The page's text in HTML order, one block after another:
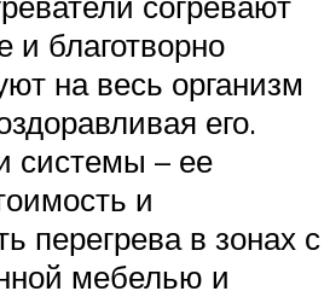
благотворно
на весь организм
его.
системы – ее
и
перегрева в зонах с
мебелью и